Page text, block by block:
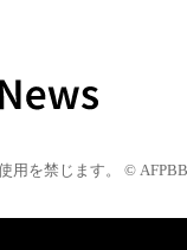
用を禁じます。 © AFPBB